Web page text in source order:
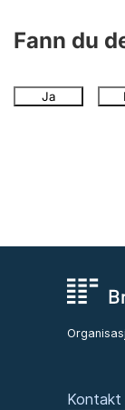
Fann du
Ja
Kontakt